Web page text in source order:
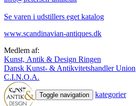
Se varen i udstillers eget katalog
www.scandinavian-antiques.dk
Medlem af:
Kunst, Antik & Design Ringen
Dansk Kunst- & Antikvitetshandler Union
C.I.N.O.A.
Toggle navigation kategorier